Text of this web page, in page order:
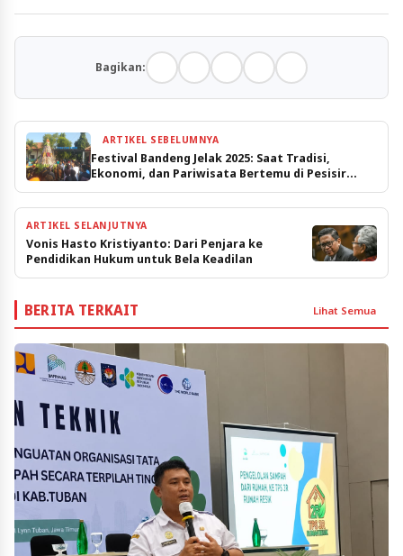
Bagikan:
ARTIKEL SEBELUMNYA
Festival Bandeng Jelak 2025: Saat Tradisi,
Ekonomi, dan Pariwisata Bertemu di Pesisir
Pasuruan
ARTIKEL SELANJUTNYA
Vonis Hasto Kristiyanto: Dari Penjara ke
Pendidikan Hukum untuk Bela Keadilan
BERITA TERKAIT Lihat Semua